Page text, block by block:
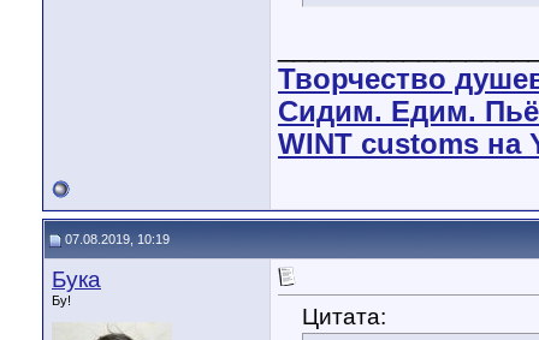
Творчество
Сидим. Едим.
WINT customs на
07.08.2019, 10:19
Бука
Бу!
Цитата: